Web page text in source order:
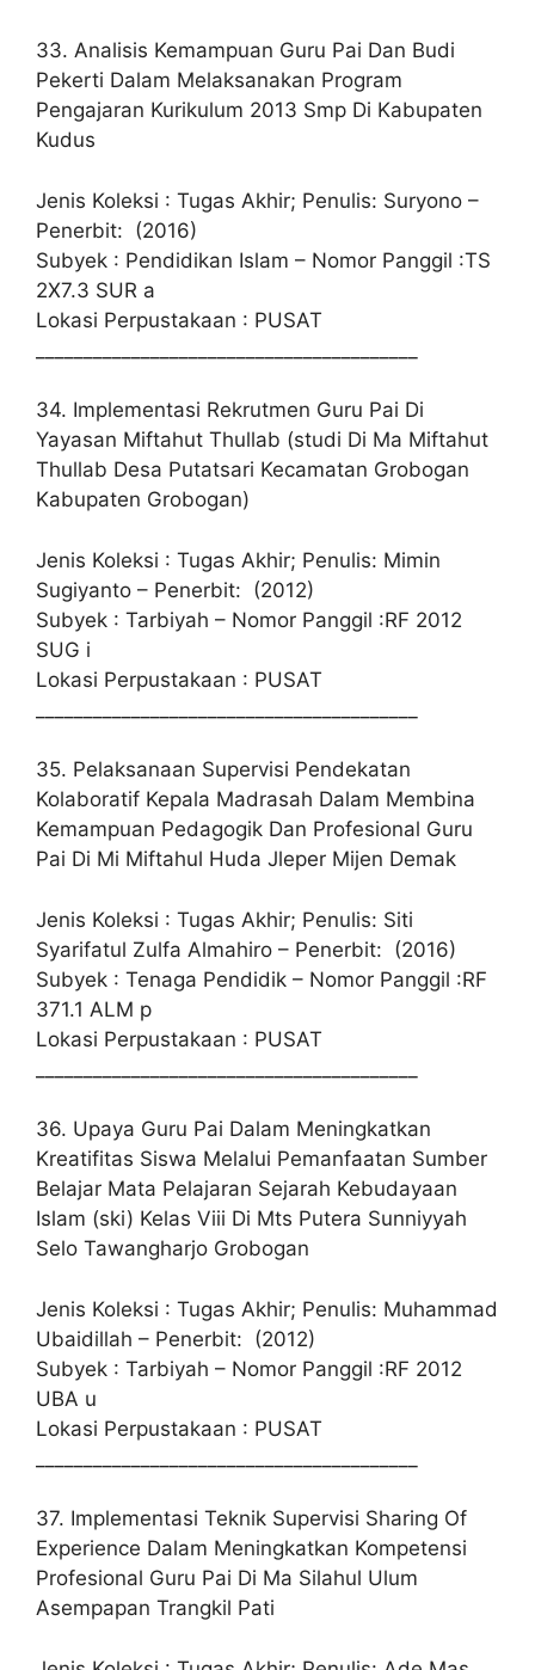
33. Analisis Kemampuan Guru Pai Dan Budi
Pekerti Dalam Melaksanakan Program
Pengajaran Kurikulum 2013 Smp Di Kabupaten
Kudus
Jenis Koleksi : Tugas Akhir; Penulis: Suryono –
Penerbit: (2016)
Subyek : Pendidikan Islam – Nomor Panggil :TS
2X7.3 SUR a
Lokasi Perpustakaan : PUSAT
34. Implementasi Rekrutmen Guru Pai Di
Yayasan Miftahut Thullab (studi Di Ma Miftahut
Thullab Desa Putatsari Kecamatan Grobogan
Kabupaten Grobogan)
Jenis Koleksi : Tugas Akhir; Penulis: Mimin
Sugiyanto – Penerbit: (2012)
Subyek : Tarbiyah – Nomor Panggil :RF 2012
SUG i
Lokasi Perpustakaan : PUSAT
35. Pelaksanaan Supervisi Pendekatan
Kolaboratif Kepala Madrasah Dalam Membina
Kemampuan Pedagogik Dan Profesional Guru
Pai Di Mi Miftahul Huda Jleper Mijen Demak
Jenis Koleksi : Tugas Akhir; Penulis: Siti
Syarifatul Zulfa Almahiro – Penerbit: (2016)
Subyek : Tenaga Pendidik – Nomor Panggil :RF
371.1 ALM p
Lokasi Perpustakaan : PUSAT
36. Upaya Guru Pai Dalam Meningkatkan
Kreatifitas Siswa Melalui Pemanfaatan Sumber
Belajar Mata Pelajaran Sejarah Kebudayaan
Islam (ski) Kelas Viii Di Mts Putera Sunniyyah
Selo Tawangharjo Grobogan
Jenis Koleksi : Tugas Akhir; Penulis: Muhammad
Ubaidillah – Penerbit: (2012)
Subyek : Tarbiyah – Nomor Panggil :RF 2012
UBA u
Lokasi Perpustakaan : PUSAT
37. Implementasi Teknik Supervisi Sharing Of
Experience Dalam Meningkatkan Kompetensi
Profesional Guru Pai Di Ma Silahul Ulum
Asempapan Trangkil Pati